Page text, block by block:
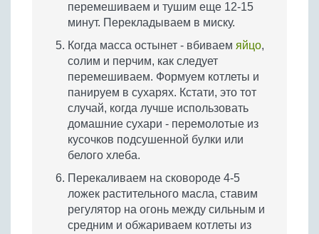
перемешиваем и тушим еще 12-15
минут. Перекладываем в миску.
Когда масса остынет - вбиваем яйцо,
солим и перчим, как следует
перемешиваем. Формуем котлеты и
панируем в сухарях. Кстати, это тот
случай, когда лучше использовать
домашние сухари - перемолотые из
кусочков подсушенной булки или
белого хлеба.
Перекаливаем на сковороде 4-5
ложек растительного масла, ставим
регулятор на огонь между сильным и
средним и обжариваем котлеты из